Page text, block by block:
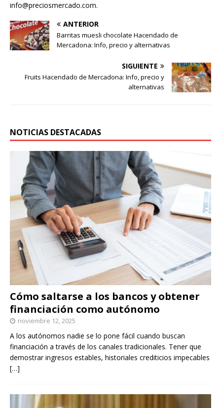
info@preciosmercado.com.
ANTERIOR
Barritas muesli chocolate Hacendado de
Mercadona: Info, precio y alternativas
SIGUIENTE
Fruits Hacendado de Mercadona: Info, precio y
alternativas
NOTICIAS DESTACADAS
Cómo saltarse a los bancos y obtener
financiación como autónomo
noviembre 12, 2025
A los autónomos nadie se lo pone fácil cuando buscan
financiación a través de los canales tradicionales. Tener que
demostrar ingresos estables, historiales crediticios impecables
[…]